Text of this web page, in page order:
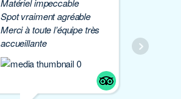
Matériel impeccable
Spot vraiment agréable
Merci à toute l’équipe très
accueillante